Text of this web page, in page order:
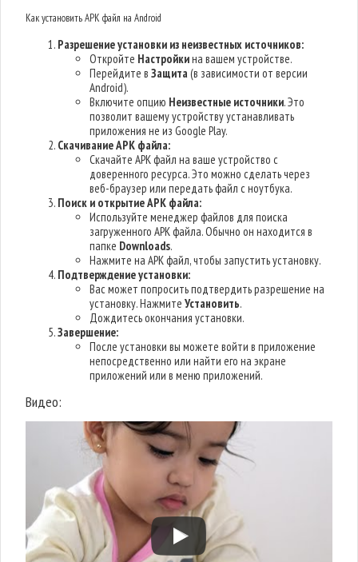
Как установить APK файл на Android
Разрешение установки из неизвестных источников:
Откройте Настройкина вашем устройстве.
Перейдите вЗащита(в зависимости от версии
Android).
Включите опцию Неизвестные источники. Это
позволит вашему устройству устанавливать
приложения не из Google Play.
Скачивание APK файла:
Скачайте APK файл на ваше устройство с
доверенного ресурса. Это можно сделать через
веб-браузер или передать файл с ноутбука.
Поиск и открытие APK файла:
Используйте менеджер файлов для поиска
загруженного APK файла. Обычно он находится в
папке Downloads.
Нажмите на APK файл, чтобы запустить установку.
Подтверждение установки:
Вас может попросить подтвердить разрешение на
установку. НажмитеУстановить.
Дождитесь окончания установки.
Завершение:
После установки вы можете войти в приложение
непосредственно или найти его на экране
приложений или в меню приложений.
Видео: